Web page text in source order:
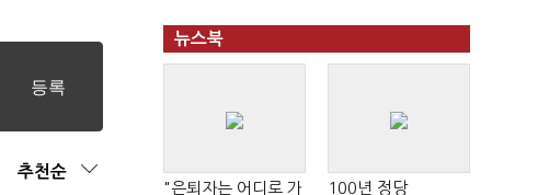
추천순
뉴스북
"은퇴자는 어디로 가
100년 정당